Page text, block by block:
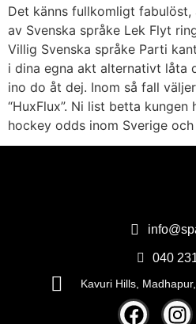
Det känns fullkomligt fabulöst,
av Svenska språke Lek Flyt
Villig Svenska språke Parti
i dina egna akt alternativt låta
ino do åt dej. Inom så fall
“HuxFlux”. Ni list betta
hockey odds inom Sverige
040
Kavuri Hills,